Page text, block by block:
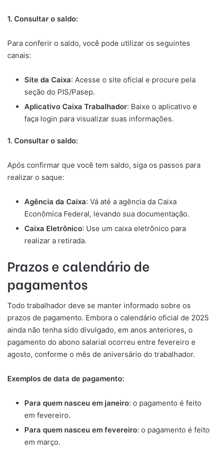
1. Consultar o saldo:
Para conferir o saldo, você pode utilizar os seguintes
canais:
Site da Caixa: Acesse o site oficial e procure pela
seção do PIS/Pasep.
Aplicativo Caixa Trabalhador: Baixe o aplicativo e
faça login para visualizar suas informações.
1. Consultar o saldo:
Após confirmar que você tem saldo, siga os passos para
realizar o saque:
Agência da Caixa: Vá até a agência da Caixa
Econômica Federal, levando sua documentação.
Caixa Eletrônico: Use um caixa eletrônico para
realizar a retirada.
Prazos e calendário de
pagamentos
Todo trabalhador deve se manter informado sobre os
prazos de pagamento. Embora o calendário oficial de 2025
ainda não tenha sido divulgado, em anos anteriores, o
pagamento do abono salarial ocorreu entre fevereiro e
agosto, conforme o mês de aniversário do trabalhador.
Exemplos de data de pagamento:
Para quem nasceu em janeiro: o pagamento é feito
em fevereiro.
Para quem nasceu em fevereiro: o pagamento é feito
em março.